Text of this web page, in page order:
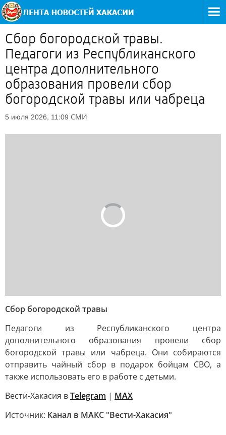
Сбор богородской травы.
Педагоги из Республиканского
центра дополнительного
образования провели сбор
богородской травы или чабреца
5 июля 2026, 11:09 СМИ
Сбор богородской травы
Педагоги из Республиканского центра
дополнительного образования провели сбор
богородской травы или чабреца. Они собираются
отправить чайный сбор в подарок бойцам СВО, а
также использовать его в работе с детьми.
Вести-Хакасия вTelegram | MAX
Источник: Канал в МАКС "Вести-Хакасия"